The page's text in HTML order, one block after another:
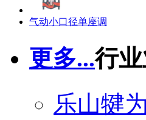
气动小口径单座调
更多...行
乐山犍